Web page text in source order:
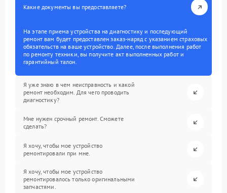
Какие документы вы предоставляете?
На этапе приема устройства на диагностику и последующий
ремонт вам будет предоставлен заказ-наряд с указанием страховых
обязательств на ваше устройство. Далее, после выполнения работ
по ремонту техники, вы получите акт выполненных работ и
гарантийный талон.
Я уже знаю в чем неисправность и какой
ремонт необходим. Для чего проводить
диагностику?
Мне нужен срочный ремонт. Сможете
сделать?
Я хочу, чтобы мое устройство
ремонтировали при мне.
Я хочу, чтобы мое устройство
ремонтировалось только оригинальными
запчастями.